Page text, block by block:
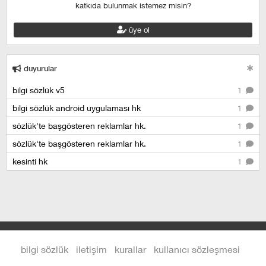
katkıda bulunmak istemez misin?
üye ol
duyurular
1
bilgi sözlük v5
1
bilgi sözlük android uygulaması hk
1
sözlük'te başgösteren reklamlar hk.
1
sözlük'te başgösteren reklamlar hk.
1
kesinti hk
bilgi sözlük iletişim kurallar kullanıcı sözleşmesi